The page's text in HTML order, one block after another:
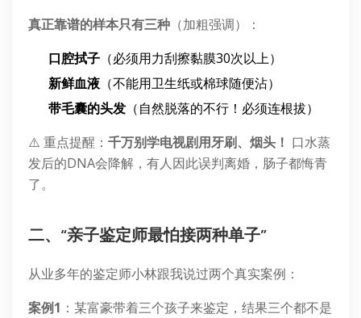
真正靠谱的样本只有三种 （加粗强调）：
口腔拭子 （必须用力刮擦黏膜30次以上）
新鲜血液 （不能用卫生纸或棉球随便沾）
带毛囊的头发 （自然脱落的不行！必须连根拔）
⚠️ 重点提醒： 千万别学电视剧用牙刷、烟头！ 口水蒸
发后的DNA会降解，有人因此误判离婚，肠子都悔青
了。
二、“亲子鉴定师最怕接两种单子”
从业多年的鉴定师小林跟我说过两个真实案例：
案例1 ：某富豪带着三个孩子来鉴定，结果三个都不是